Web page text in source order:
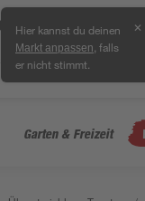
Hier kannst du deinen
Markt anpassen , falls
er nicht stimmt.
✕
Garten & Freizeit